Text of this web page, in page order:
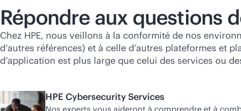
Répondre aux questions
Chez HPE, nous veillons à la conformité de nos
d’autres références) et à celle d’autres plateformes et
d’application est plus large que celui des services ou
HPE Cybersecurity Services
Nos experts vous aideront à comprendre et à